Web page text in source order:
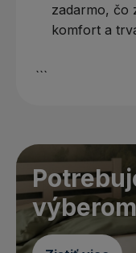
zadarmo, čo
komfort a
```